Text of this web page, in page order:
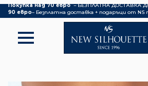
Покупка над 70 евро– БЕЗПЛАТНА ДОСТАВКА
90 евро– Безплатна доставка + подаръци от NS